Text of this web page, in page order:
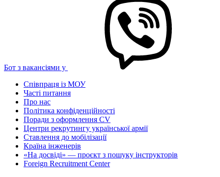
Бот з вакансіями у
Співпраця із МОУ
Часті питання
Про нас
Політика конфіденційності
Поради з оформлення CV
Центри рекрутингу української армії
Ставлення до мобілізації
Країна інженерів
«На досвіді» — проєкт з пошуку інструкторів
Foreign Recruitment Center